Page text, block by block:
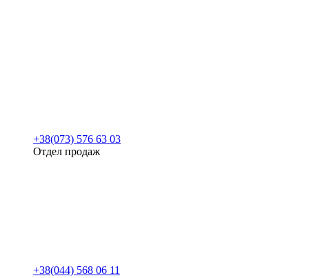
+38(073) 576 63 03
Отдел продаж
+38(044) 568 06 11